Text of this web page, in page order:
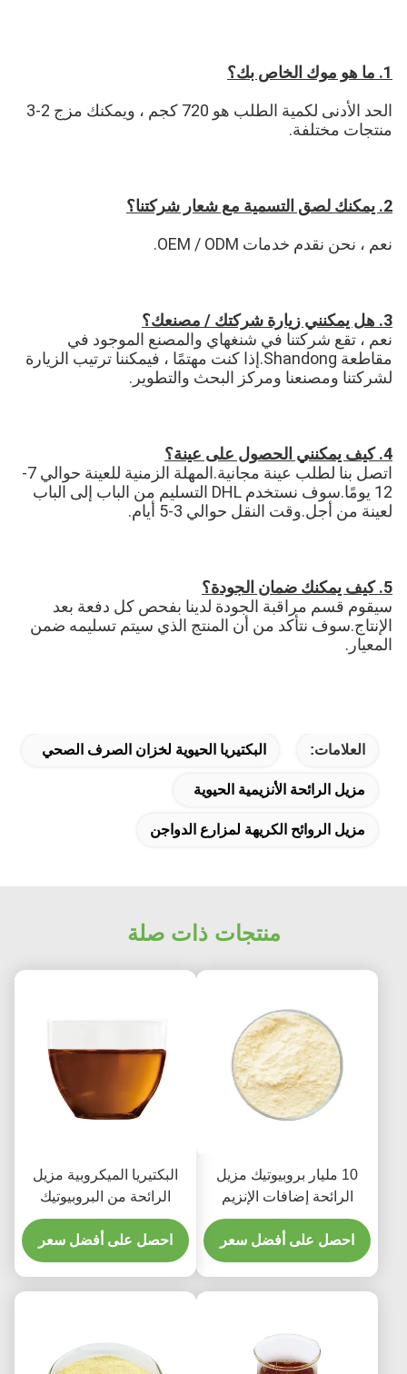
1. ما هو موك الخاص بك؟
منتجات مختلفة.
2. يمكنك لصق التسمية مع شعار شركتنا؟
نعم ، نحن نقدم خدمات OEM / ODM.
3. هل يمكنني زيارة شركتك / مصنعك؟
لشركتنا ومصنعنا ومركز البحث والتطوير.
4. كيف يمكنني الحصول على عينة؟
اتصل بنا لطلب عينة مجانية.المهلة الزمنية للعينة حوالي 7-
لعينة من أجل.وقت النقل حوالي 3-5 أيام.
5. كيف يمكنك ضمان الجودة؟
المعيار.
العلامات: البكتيريا الحيوية لخزان الصرف الصحي
مزيل الرائحة الأنزيمية الحيوية
مزيل الروائح الكريهة لمزارع الدواجن
منتجات ذات صلة
10 مليار بروبيوتيك مزيل
الرائحة إضافات الإنزيم
البكتيري المزج الكيميائي
احصل على أفضل سعر
البكتيريا الميكروبية مزيل
الرائحة من البروبيوتيك
منظف الإنزيم
احصل على أفضل سعر